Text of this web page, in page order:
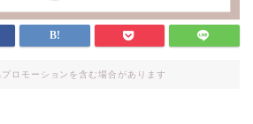
ロモーションを含む場合があります